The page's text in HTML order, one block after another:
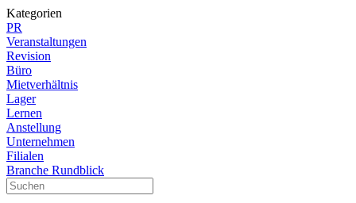
Kategorien
PR
Veranstaltungen
Revision
Büro
Mietverhältnis
Lager
Lernen
Anstellung
Unternehmen
Filialen
Branche Rundblick